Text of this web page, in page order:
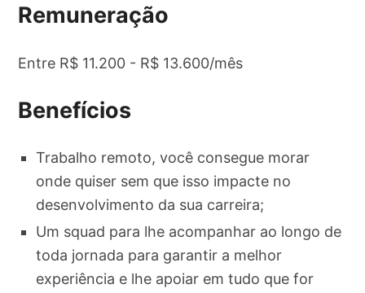
Remuneração
Entre R$ 11.200 - R$ 13.600/mês
Benefícios
Trabalho remoto, você consegue morar
onde quiser sem que isso impacte no
desenvolvimento da sua carreira;
Um squad para lhe acompanhar ao longo de
toda jornada para garantir a melhor
experiência e lhe apoiar em tudo que for